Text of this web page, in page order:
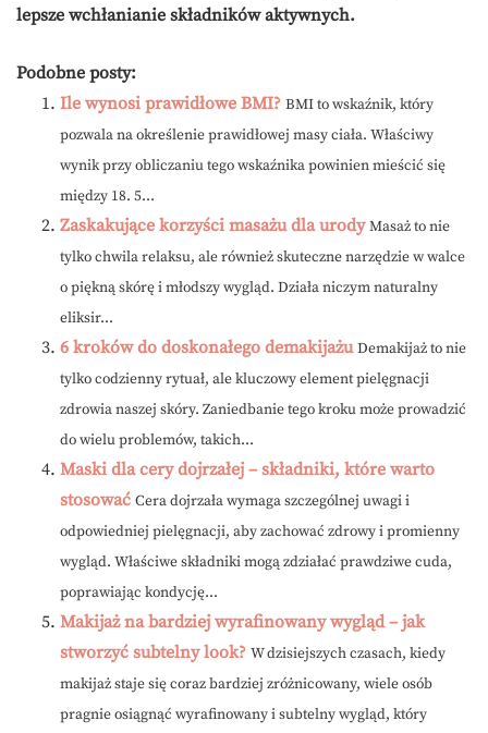
lepsze wchłanianie składników aktywnych.
Podobne posty:
Ile wynosi prawidłowe BMI? BMI to wskaźnik, który
pozwala na określenie prawidłowej masy ciała. Właściwy
wynik przy obliczaniu tego wskaźnika powinien mieścić się
między 18. 5...
Zaskakujące korzyści masażu dla urody Masaż to nie
tylko chwila relaksu, ale również skuteczne narzędzie w walce
o piękną skórę i młodszy wygląd. Działa niczym naturalny
eliksir...
6 kroków do doskonałego demakijażu Demakijaż to nie
tylko codzienny rytuał, ale kluczowy element pielęgnacji
zdrowia naszej skóry. Zaniedbanie tego kroku może prowadzić
do wielu problemów, takich...
Maski dla cery dojrzałej – składniki, które warto
stosować Cera dojrzała wymaga szczególnej uwagi i
odpowiedniej pielęgnacji, aby zachować zdrowy i promienny
wygląd. Właściwe składniki mogą zdziałać prawdziwe cuda,
poprawiając kondycję...
Makijaż na bardziej wyrafinowany wygląd – jak
stworzyć subtelny look? W dzisiejszych czasach, kiedy
makijaż staje się coraz bardziej zróżnicowany, wiele osób
pragnie osiągnąć wyrafinowany i subtelny wygląd, który